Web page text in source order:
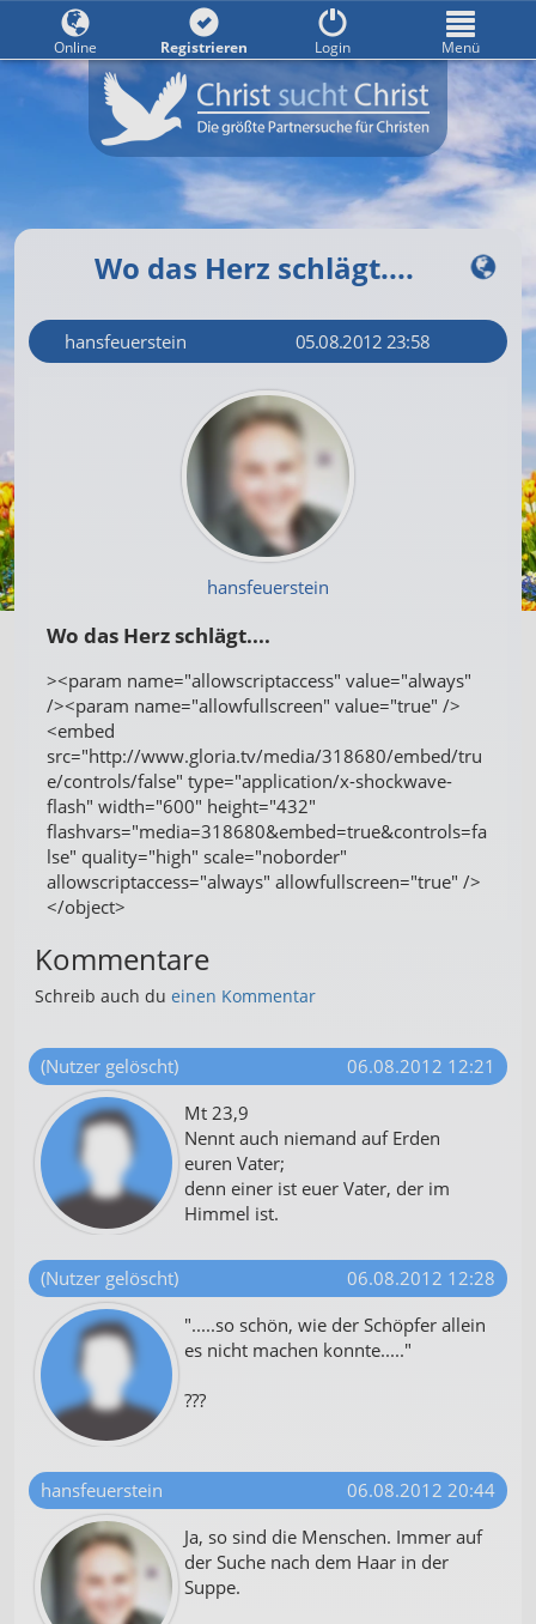
Wo das Herz schlägt....
hansfeuerstein 05.08.2012 23:58
hansfeuerstein
Wo das Herz schlägt....
><param name="allowscriptaccess" value="always"
/><param name="allowfullscreen" value="true" />
<embed
src="http://www.gloria.tv/media/318680/embed/tru
e/controls/false" type="application/x-shockwave-
flash" width="600" height="432"
flashvars="media=318680&embed=true&controls=fa
lse" quality="high" scale="noborder"
allowscriptaccess="always" allowfullscreen="true" />
</object>
Kommentare
Schreib auch du einen Kommentar
(Nutzer gelöscht)
06.08.2012 12:21
Mt 23,9
Nennt auch niemand auf Erden
euren Vater;
denn einer ist euer Vater, der im
Himmel ist.
(Nutzer gelöscht)
06.08.2012 12:28
".....so schön, wie der Schöpfer allein
es nicht machen konnte....."
???
hansfeuerstein
06.08.2012 20:44
Ja, so sind die Menschen. Immer auf
der Suche nach dem Haar in der
Suppe.
Online Registrieren Login Menü